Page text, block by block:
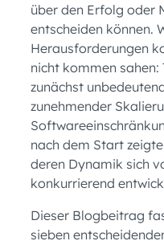
über den Erfolg oder
entscheiden können.
Herausforderungen
nicht kommen
zunächst
zunehmender
nach dem Start
deren Dynamik sich
konkurrierend
Dieser Blogbeitrag
sieben